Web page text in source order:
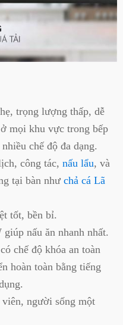
trọng lượng thấp, dễ
mọi khu vực trong bếp
chế độ đa dạng.
công tác, nấu lẩu, và
tại bàn như chả cá Lã
tốt, bền bỉ.
nấu ăn nhanh nhất.
chế độ khóa an toàn
hoàn toàn bằng tiếng
người sống một